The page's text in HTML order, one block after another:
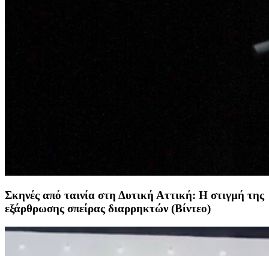
Σκηνές από ταινία στη Δυτική Αττική: Η στιγμή της
εξάρθρωσης σπείρας διαρρηκτών (Βίντεο)